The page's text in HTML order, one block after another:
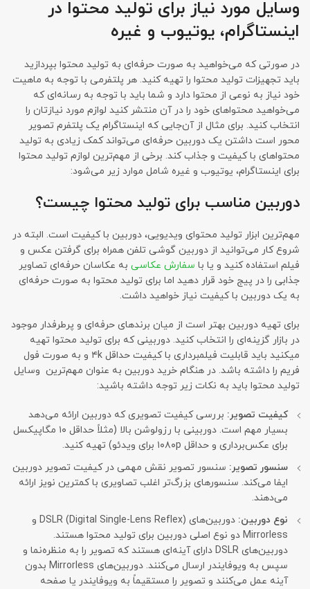
وسایل مورد نیاز برای تولید محتوا در
اینستاگرام، یوتیوب و غیره
در صورتی که می‌خواهید به صورت حرفه‌ای به تولید محتوا بپردازید
باید تجهیزات تولید محتوا را تهیه کنید. هر پلتفرمی با توجه به ماهیت
خود نیاز به نوعی از محتوا دارد و شما باید با توجه به رسانه‌ای که
می‌خواهید محتواهای خود را در آن منتشر کنید لوازم مورد نیازتان را
انتخاب کنید. برای مثال از آن‌جایی که اینستاگرام یک پلتفرم تصویر
محور است داشتن یک دوربین حرفه‌ای می‌تواند کمک زیادی به تولید
محتواهای با کیفیت و جذاب کند. برخی از مهم‌ترین لوازم تولید محتوا
برای اینستاگرام، یوتیوب و غیره شامل موارد زیر می‌شود:
دوربین مناسب برای تولید محتوا چیست؟
مهم‌ترین ابزار تولید محتوای ویدیویی، دوربین با کیفیت است. البته در
شروع کار می‌توانید از دوربین گوشی تلفن همراه برای گرفتن عکس و
فیلم استفاده کنید و یا با سفارش عکاسی به عکاسان حرفه‌ای تصاویر
جذابی را در پیج خود قرار دهید اما برای تولید محتوا به صورت حرفه‌ای
به یک دوربین با کیفیت نیاز خواهید داشت.
برای تهیه دوربین بهتر است از میان برندهای حرفه‌ای و پرطرفدار موجود
در بازار گزینه‌ای را انتخاب کنید. دوربینی که برای تولید محتوا تهیه
می‎کنید باید قابلیت فیلمبرداری با کیفیت حداقل ۴k و به صورت فول
فریم را داشته باشد. در هنگام خرید دوربین به عنوان مهم‌ترین وسایل
تولید محتوا باید به نکات زیر توجه داشته باشید:
کیفیت تصویر: بررسی کیفیت تصویری که دوربین ارائه می‌دهد
بسیار مهم است. دوربینی با رزولوشن بالا (مثلاً حداقل ۱۰ مگاپیکسل
برای عکس‌برداری و حداقل ۱۰۸۰p برای ویدئو) تهیه کنید.
سنسور تصویر: سنسور تصویر نقش مهمی در کیفیت تصویر دوربین
ایفا می‌کند. سنسورهای بزرگ‌تر اغلب تصاویری با کمترین نویز ارائه
می‌دهند.
نوع دوربین:
دوربین‌های DSLR (Digital Single-Lens Reflex) و
Mirrorless دو نوع اصلی دوربین برای تولید محتوا هستند.
دوربین‌های DSLR دارای آینه‌ای هستند که تصویر را به منظره‌نما و
سپس به ویوفایندر ارسال می‌کنند. دوربین‌های Mirrorless بدون
آینه عمل می‌کنند و تصویر را مستقیماً به ویوفایندر یا صفحه